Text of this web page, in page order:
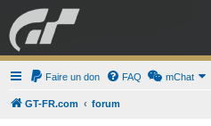
GRAN TURISMO
Faire un don FAQ mChat
GT-FR.com forum